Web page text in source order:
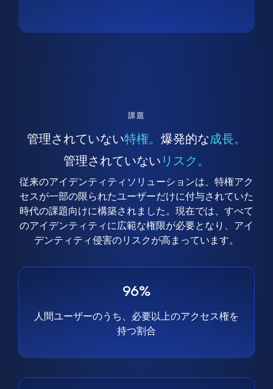
課題
管理されていない特権。 爆発的な成長。
管理されていない リスク。
従来のアイデンティティソリューションは、特権アク
セスが一部の限られたユーザーだけに付与されていた
時代の課題向けに構築されました。現在では、すべて
のアイデンティティに広範な権限が必要となり、アイ
デンティティ侵害のリスクが高まっています。
96%
人間ユーザーのうち、必要以上のアクセス権を
持つ割合